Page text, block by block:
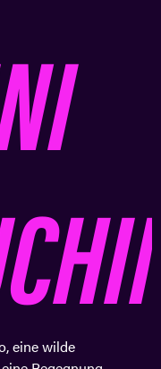
eine wilde